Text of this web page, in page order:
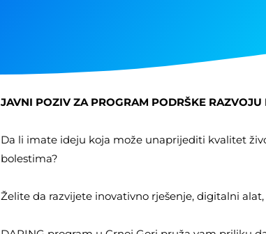
JAVNI POZIV ZA PROGRAM PODRŠKE
Da li imate ideju koja može unaprijediti kvalitet
bolestima?
Želite da razvijete inovativno rješenje, digitalni